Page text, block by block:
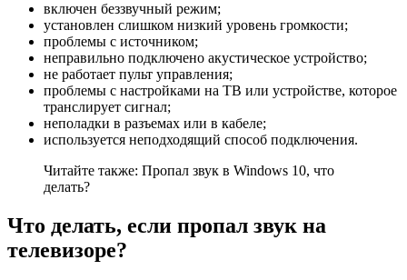
включен беззвучный режим;
установлен слишком низкий уровень громкости;
проблемы с источником;
неправильно подключено акустическое устройство;
не работает пульт управления;
проблемы с настройками на ТВ или устройстве, которое
транслирует сигнал;
неполадки в разъемах или в кабеле;
используется неподходящий способ подключения.
Читайте также: Пропал звук в Windows 10, что
делать?
Что делать, если пропал звук на
телевизоре?